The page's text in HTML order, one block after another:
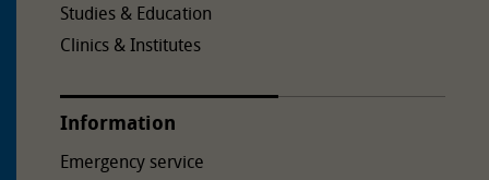
Studies & Education
Clinics & Institutes
Information
Emergency service